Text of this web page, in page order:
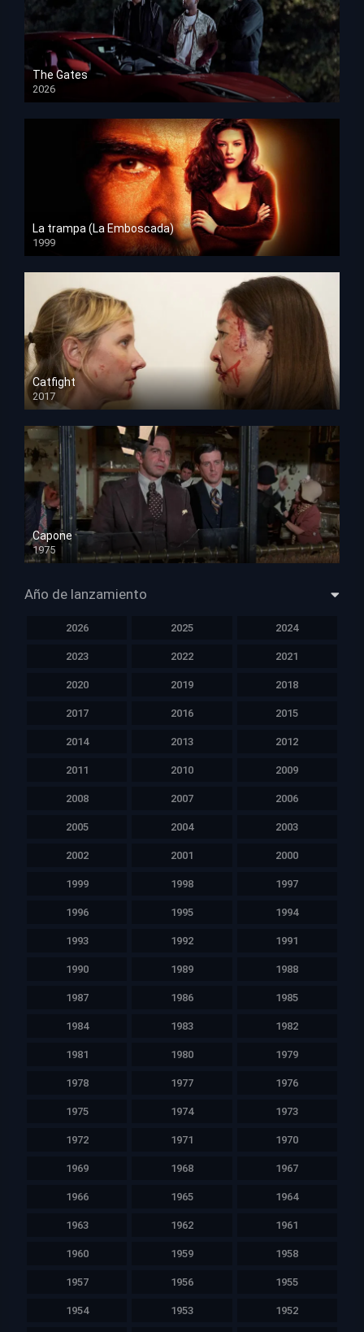
The Gates
2026
HD 1080p
La trampa (La Emboscada)
1999
HD 1080p
Catfight
2017
HD 720p
Capone
1975
HD 1080p
Año de lanzamiento
2026 2025 2024
2023 2022 2021
2020 2019 2018
2017 2016 2015
2014 2013 2012
2011 2010 2009
2008 2007 2006
2005 2004 2003
2002 2001 2000
1999 1998 1997
1996 1995 1994
1993 1992 1991
1990 1989 1988
1987 1986 1985
1984 1983 1982
1981 1980 1979
1978 1977 1976
1975 1974 1973
1972 1971 1970
1969 1968 1967
1966 1965 1964
1963 1962 1961
1960 1959 1958
1957 1956 1955
1954 1953 1952